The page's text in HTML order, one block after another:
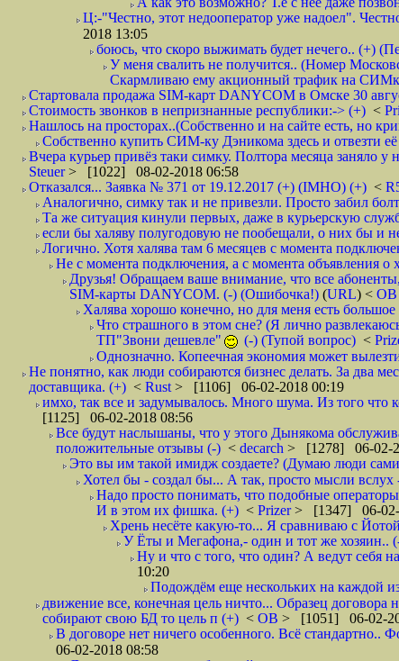
Ц:-"Честно, этот недооператор уже надоел".
2018 13:05
боюсь, что скоро выжимать будет нечего.. (+)
У меня свалить не получится.. (Номер
Скармливаю ему акционный трафик на
Стартовала продажа SIM-карт DANYCOM в Омске 30
Стоимость звонков в непризнанные республики:-> (+) <
Нашлось на просторах..(Собственно и на сайте есть, но
Собственно купить СИМ-ку Дэникома здесь и отвезти
Вчера курьер привёз таки симку. Полтора месяца заняло
Steuer> [1022] 08-02-2018 06:58
Отказался... Заявка № 371 от 19.12.2017 (+) (IMHO) (+) <
Аналогично, симку так и не привезли. Просто забил
Та же ситуация кинули первых, даже в курьерскую
если бы халяву полугодовую не пообещали, о них бы и
Логично. Хотя халява там 6 месяцев с момента
Не с момента подключения, а с момента объявления о
Друзья! Обращаем ваше внимание, что все
SIM-карты DANYCOM. (-) (Ошибочка!) (URL) < ОВ
Халява хорошо конечно, но для меня есть
Что страшного в этом сне? (Я лично
ТП"Звони дешевле"
(-) (Тупой вопрос) <
Однозначно. Копеечная экономия может
Не понятно, как люди собираются бизнес делать. За два
доставщика. (+) < Rust > [1106] 06-02-2018 00:19
имхо, так все и задумывалось. Много шума. Из того
[1125] 06-02-2018 08:56
Все будут наслышаны, что у этого Дынякома
положительные отзывы (-) < decarch > [1278] 06-02-
Это вы им такой имидж создаете? (Думаю люди
Хотел бы - создал бы... А так, просто мысли
Надо просто понимать, что подобные
И в этом их фишка. (+) < Prizer> [1347] 06-02-
Хрень несёте какую-то... Я сравниваю с
У Ёты и Мегафона,- один и тот же хозяин..
Ну и что с того, что один? А ведут
10:20
Подождём еще нескольких на каждой
движение все, конечная цель ничто... Образец
собирают свою БД то цель п (+) < ОВ > [1051] 06-02-
В договоре нет ничего особенного. Всё стандартно..
06-02-2018 08:58